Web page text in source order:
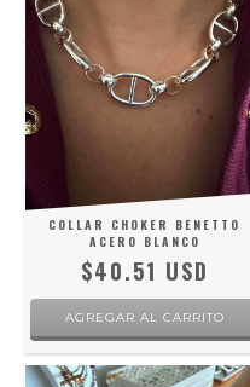
COLLAR CHOKER BENETTO
ACERO BLANCO
$40.51 USD